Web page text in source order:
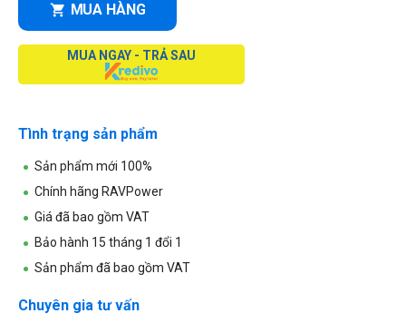
MUA HÀNG
MUA NGAY - TRẢ SAU
Tình trạng sản phẩm
Sản phẩm mới 100%
Chính hãng RAVPower
Giá đã bao gồm VAT
Bảo hành 15 tháng 1 đổi 1
Sản phẩm đã bao gồm VAT
Chuyên gia tư vấn